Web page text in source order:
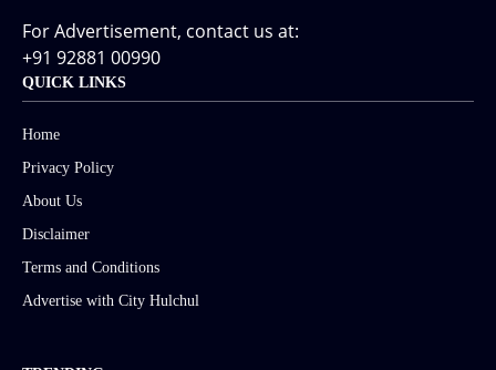
For Advertisement, contact us at:
+91 92881 00990
QUICK LINKS
Home
Privacy Policy
About Us
Disclaimer
Terms and Conditions
Advertise with City Hulchul